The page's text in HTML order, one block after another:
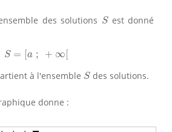
des solutions S
Sest donné
S = [a ; + ∞ [
=[a ; ∞ [
à l'ensemble S
Sdes solutions.
donne :